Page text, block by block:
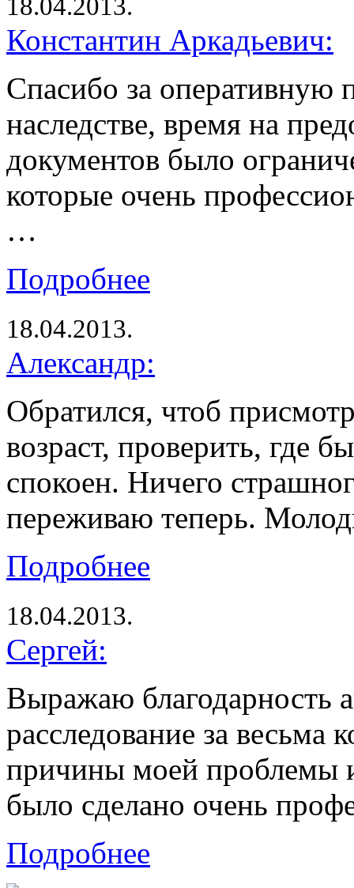
18.04.2013.
Константин Аркадьевич:
Спасибо за оперативную
наследстве, время на
документов было
которые очень
…
Подробнее
18.04.2013.
Александр:
Обратился, чтоб
возраст, проверить, где
спокоен. Ничего
переживаю теперь.
Подробнее
18.04.2013.
Сергей:
Выражаю благодарность
расследование за весьма
причины моей проблемы
было сделано очень
Подробнее